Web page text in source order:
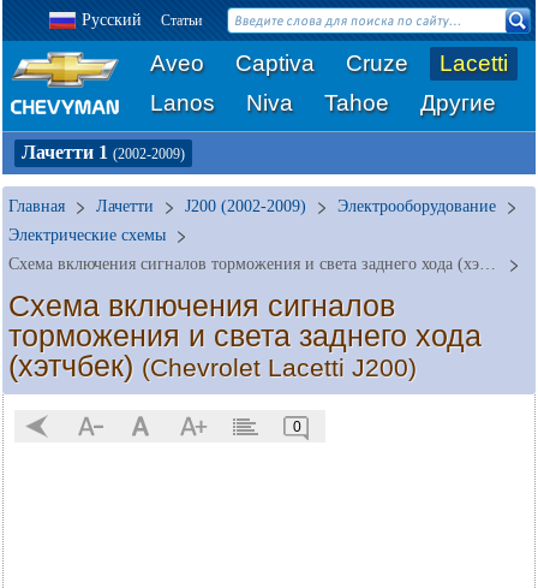
Русский Статьи
Aveo Captiva Cruze
Lacetti
Lanos
Niva Tahoe Другие
Лачетти 1 (2002-2009)
Главная Лачетти J200 (2002-2009)
Электрооборудование
Электрические схемы
Схема включения сигналов торможения и света заднего хода (хэтчбек)
Схема включения сигналов
торможения и света заднего хода
(хэтчбек) (Chevrolet Lacetti J200)
0